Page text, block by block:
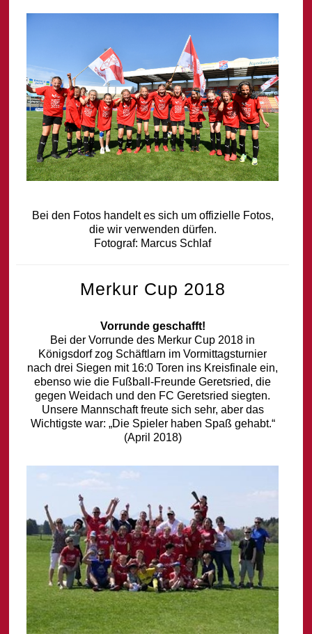
Bei den Fotos handelt es sich um offizielle Fotos,
die wir verwenden dürfen.
Fotograf: Marcus Schlaf
Merkur Cup 2018
Vorrunde geschafft!
Bei der Vorrunde des Merkur Cup 2018 in
Königsdorf zog Schäftlarn im Vormittagsturnier
nach drei Siegen mit 16:0 Toren ins Kreisfinale ein,
ebenso wie die Fußball-Freunde Geretsried, die
gegen Weidach und den FC Geretsried siegten.
Unsere Mannschaft freute sich sehr, aber das
Wichtigste war: „Die Spieler haben Spaß gehabt.“
(April 2018)